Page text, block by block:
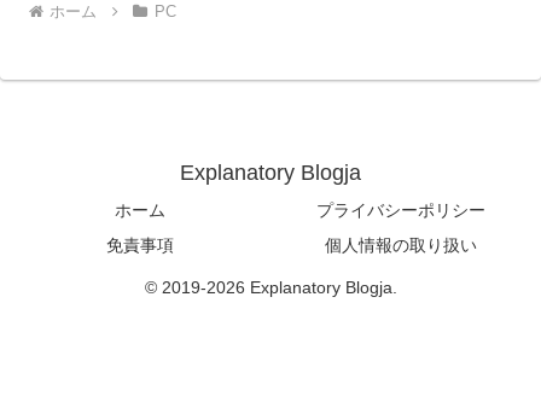
ホーム PC
Explanatory Blogja
ホーム
プライバシーポリシー
免責事項
個人情報の取り扱い
© 2019-2026 Explanatory Blogja.